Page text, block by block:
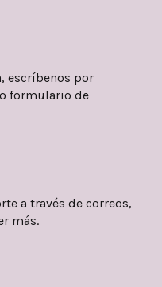
escríbenos por
formulario de
a través de correos,
más.